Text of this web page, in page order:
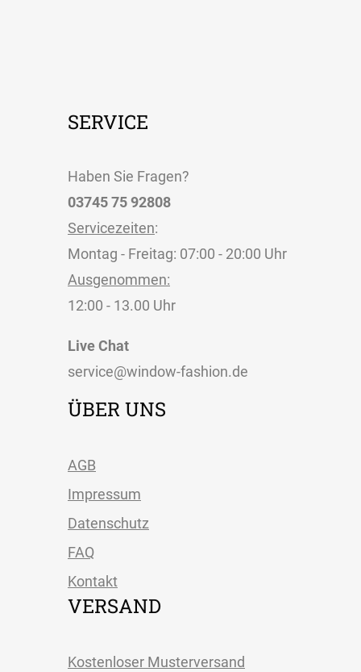
SERVICE
Haben Sie Fragen?
03745 75 92808
Servicezeiten:
Montag - Freitag: 07:00 - 20:00 Uhr
Ausgenommen:
12:00 - 13.00 Uhr
Live Chat
service@window-fashion.de
ÜBER UNS
AGB
Impressum
Datenschutz
FAQ
Kontakt
VERSAND
Kostenloser Musterversand